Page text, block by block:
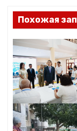
и
я
п
о
з
а
Похожая